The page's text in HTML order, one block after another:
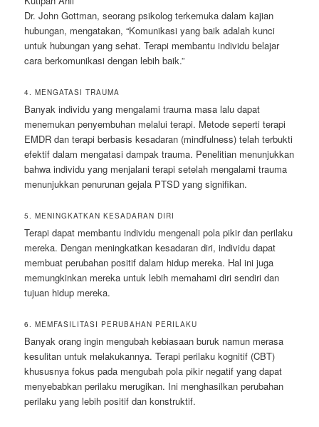
Dr. John Gottman, seorang psikolog terkemuka dalam kajian
hubungan, mengatakan, “Komunikasi yang baik adalah kunci
untuk hubungan yang sehat. Terapi membantu individu belajar
cara berkomunikasi dengan lebih baik.”
4. MENGATASI TRAUMA
Banyak individu yang mengalami trauma masa lalu dapat
menemukan penyembuhan melalui terapi. Metode seperti terapi
EMDR dan terapi berbasis kesadaran (mindfulness) telah terbukti
efektif dalam mengatasi dampak trauma. Penelitian menunjukkan
bahwa individu yang menjalani terapi setelah mengalami trauma
menunjukkan penurunan gejala PTSD yang signifikan.
5. MENINGKATKAN KESADARAN DIRI
Terapi dapat membantu individu mengenali pola pikir dan perilaku
mereka. Dengan meningkatkan kesadaran diri, individu dapat
membuat perubahan positif dalam hidup mereka. Hal ini juga
memungkinkan mereka untuk lebih memahami diri sendiri dan
tujuan hidup mereka.
6. MEMFASILITASI PERUBAHAN PERILAKU
Banyak orang ingin mengubah kebiasaan buruk namun merasa
kesulitan untuk melakukannya. Terapi perilaku kognitif (CBT)
khususnya fokus pada mengubah pola pikir negatif yang dapat
menyebabkan perilaku merugikan. Ini menghasilkan perubahan
perilaku yang lebih positif dan konstruktif.